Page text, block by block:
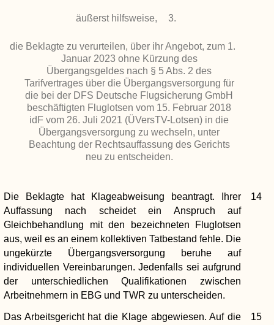
äußerst hilfsweise, 3.
die Beklagte zu verurteilen, über ihr Angebot, zum 1.
Januar 2023 ohne Kürzung des
Übergangsgeldes nach § 5 Abs. 2 des
Tarifvertrages über die Übergangsversorgung für
die bei der DFS Deutsche Flugsicherung GmbH
beschäftigten Fluglotsen vom 15. Februar 2018
idF vom 26. Juli 2021 (ÜVersTV-Lotsen) in die
Übergangsversorgung zu wechseln, unter
Beachtung der Rechtsauffassung des Gerichts
neu zu entscheiden.
14
Die Beklagte hat Klageabweisung beantragt. Ihrer
Auffassung nach scheidet ein Anspruch auf
Gleichbehandlung mit den bezeichneten Fluglotsen
aus, weil es an einem kollektiven Tatbestand fehle. Die
ungekürzte Übergangsversorgung beruhe auf
individuellen Vereinbarungen. Jedenfalls sei aufgrund
der unterschiedlichen Qualifikationen zwischen
Arbeitnehmern in EBG und TWR zu unterscheiden.
15
Das Arbeitsgericht hat die Klage abgewiesen. Auf die